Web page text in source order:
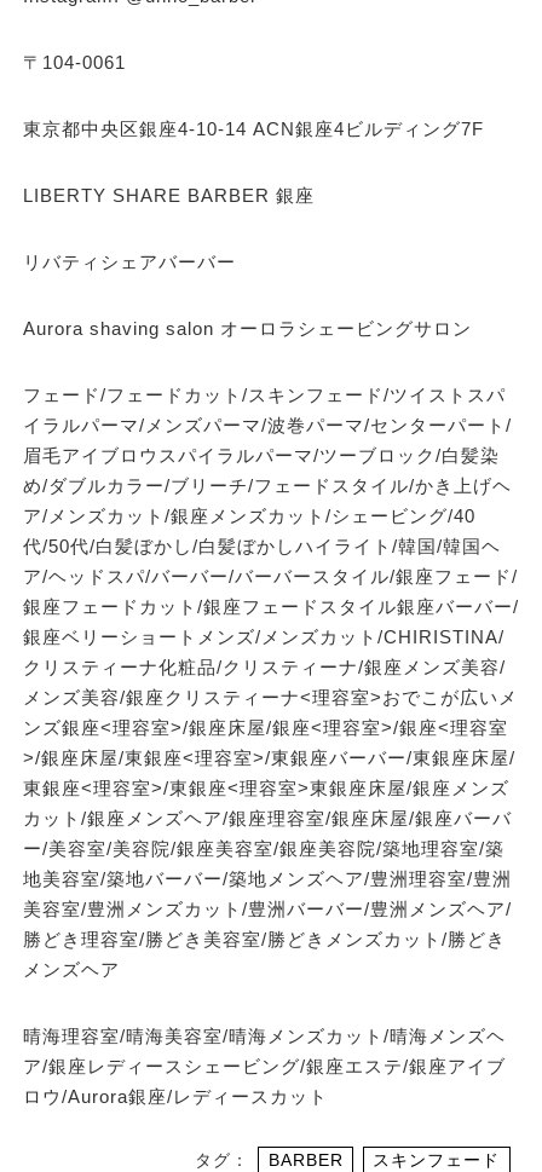
〒104-0061
東京都中央区銀座4-10-14 ACN銀座4ビルディング7F
LIBERTY SHARE BARBER 銀座
リバティシェアバーバー
Aurora shaving salon オーロラシェービングサロン
フェード/フェードカット/スキンフェード/ツイストスパ
イラルパーマ/メンズパーマ/波巻パーマ/センターパート/
眉毛アイブロウスパイラルパーマ/ツーブロック/白髪染
め/ダブルカラー/ブリーチ/フェードスタイル/かき上げヘ
ア/メンズカット/銀座メンズカット/シェービング/40
代/50代/白髪ぼかし/白髪ぼかしハイライト/韓国/韓国ヘ
ア/ヘッドスパ/バーバー/バーバースタイル/銀座フェード/
銀座フェードカット/銀座フェードスタイル銀座バーバー/
銀座ベリーショートメンズ/メンズカット/CHIRISTINA/
クリスティーナ化粧品/クリスティーナ/銀座メンズ美容/
メンズ美容/銀座クリスティーナ<理容室>おでこが広いメ
ンズ銀座<理容室>/銀座床屋/銀座<理容室>/銀座<理容室
>/銀座床屋/東銀座<理容室>/東銀座バーバー/東銀座床屋/
東銀座<理容室>/東銀座<理容室>東銀座床屋/銀座メンズ
カット/銀座メンズヘア/銀座理容室/銀座床屋/銀座バーバ
ー/美容室/美容院/銀座美容室/銀座美容院/築地理容室/築
地美容室/築地バーバー/築地メンズヘア/豊洲理容室/豊洲
美容室/豊洲メンズカット/豊洲バーバー/豊洲メンズヘア/
勝どき理容室/勝どき美容室/勝どきメンズカット/勝どき
メンズヘア
晴海理容室/晴海美容室/晴海メンズカット/晴海メンズヘ
ア/銀座レディースシェービング/銀座エステ/銀座アイブ
ロウ/Aurora銀座/レディースカット
タグ： BARBER
スキンフェード